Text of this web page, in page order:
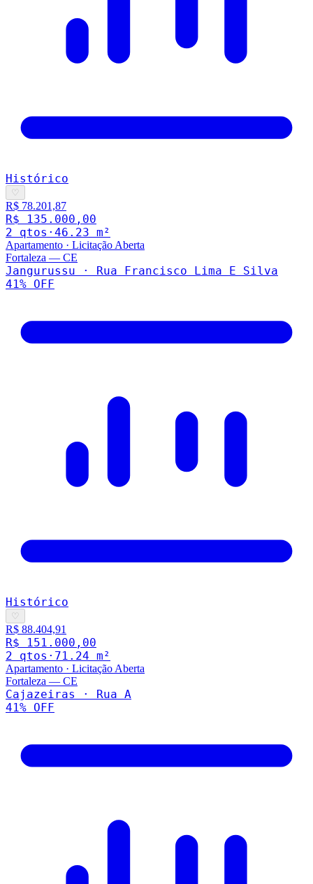
Histórico
♡
R$ 78.201,87
R$ 135.000,00
2 qtos · 46.23 m²
Apartamento · Licitação Aberta
Fortaleza — CE
Jangurussu · Rua Francisco Lima E Silva
41% OFF
Histórico
♡
R$ 88.404,91
R$ 151.000,00
2 qtos · 71.24 m²
Apartamento · Licitação Aberta
Fortaleza — CE
Cajazeiras · Rua A
41% OFF